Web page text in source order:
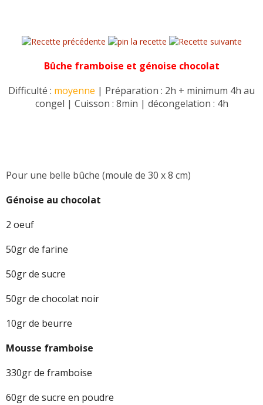
Bûche framboise et génoise chocolat
Difficulté : moyenne | Préparation : 2h + minimum 4h au
congel | Cuisson : 8min | décongelation : 4h
Pour une belle bûche (moule de 30 x 8 cm)
Génoise au chocolat
2 oeuf
50gr de farine
50gr de sucre
50gr de chocolat noir
10gr de beurre
Mousse framboise
330gr de framboise
60gr de sucre en poudre